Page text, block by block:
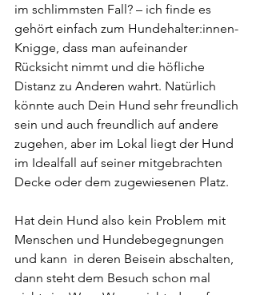
im schlimmsten Fall? – ich finde es
gehört einfach zum Hundehalter:innen-
Knigge, dass man aufeinander
Rücksicht nimmt und die höfliche
Distanz zu Anderen wahrt. Natürlich
könnte auch Dein Hund sehr freundlich
sein und auch freundlich auf andere
zugehen, aber im Lokal liegt der Hund
im Idealfall auf seiner mitgebrachten
Decke oder dem zugewiesenen Platz.
Hat dein Hund also kein Problem mit
Menschen und Hundebegegnungen
und kann  in deren Beisein abschalten,
dann steht dem Besuch schon mal